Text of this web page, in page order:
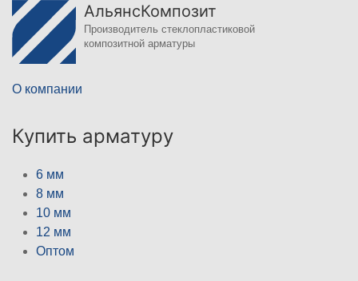
АльянсКомпозит
Производитель стеклопластиковой
композитной арматуры
О компании
Купить арматуру
6 мм
8 мм
10 мм
12 мм
Оптом